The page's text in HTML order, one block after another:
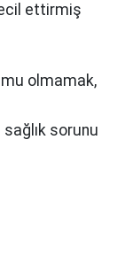
ettirmiş
olmamak,
sorunu